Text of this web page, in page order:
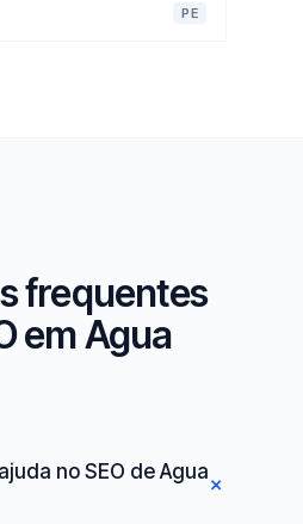
PE
frequentes
em Agua
no SEO de Agua